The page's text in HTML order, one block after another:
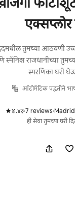
एक्सप्लोर
तुमच्या आठवणी
स्पॅनिश राजधानीच्या
स्मरणिका घरी
ऑटोमॅटिक पद्धतीने
४.४३
,
·7 reviews
,
·Madrid
ही सेवा तुमच्या घरी